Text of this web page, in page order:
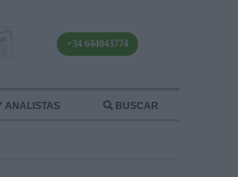
+34 644043774
ANALISTAS BUSCAR